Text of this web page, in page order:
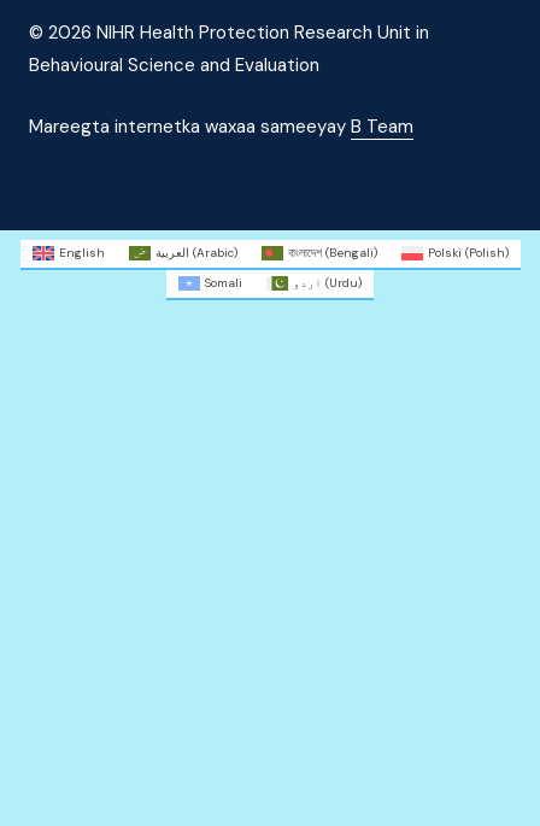
© 2026 NIHR Health Protection Research Unit in
Behavioural Science and Evaluation
Mareegta internetka waxaa sameeyay B Team
English العربية (Arabic) বাংলাদেশ(Bengali) Polski (Polish)
Somali
(Urdu)